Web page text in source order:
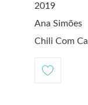
2019
Ana Simões
Chili Com